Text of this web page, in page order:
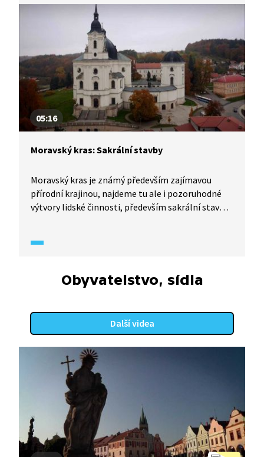
K dalším významným památkám Kutné Hory,
po kterých provází Miroslav Táborský, patří
Vlašský dvůr, pozdně gotický měšťanský Kamenný
dům, středověký kostel sv. Jakuba, monumentální
Jezuitská kolej nebo klášter Voršilek.
05:16
Moravský kras: Sakrální stavby
Moravský kras je známý především zajímavou
přírodní krajinou, najdeme tu ale i pozoruhodné
výtvory lidské činnosti, především sakrální stavby.
v Šošůvce.
Obyvatelstvo, sídla
Další videa